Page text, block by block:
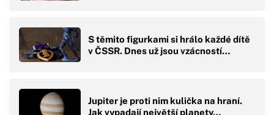
S těmito figurkami si hrálo každé dítě
v ČSSR. Dnes už jsou vzácností…
Jupiter je proti nim kulička na hraní.
Jak vypadají největší planety…